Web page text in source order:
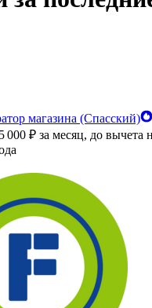
магазина (Спасский)
000 ₽ за месяц, до вычета